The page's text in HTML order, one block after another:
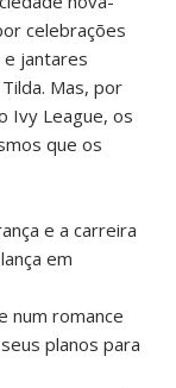
celebrações
e jantares
Mas, por
Ivy League, os
que os
e a carreira
em
num romance
planos para